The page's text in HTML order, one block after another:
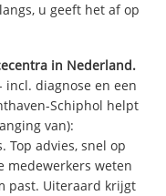
u geeft het af op
in Nederland.
incl. diagnose en een
Schiphol helpt
van):
Top advies, snel op
medewerkers weten
past. Uiteraard krijgt